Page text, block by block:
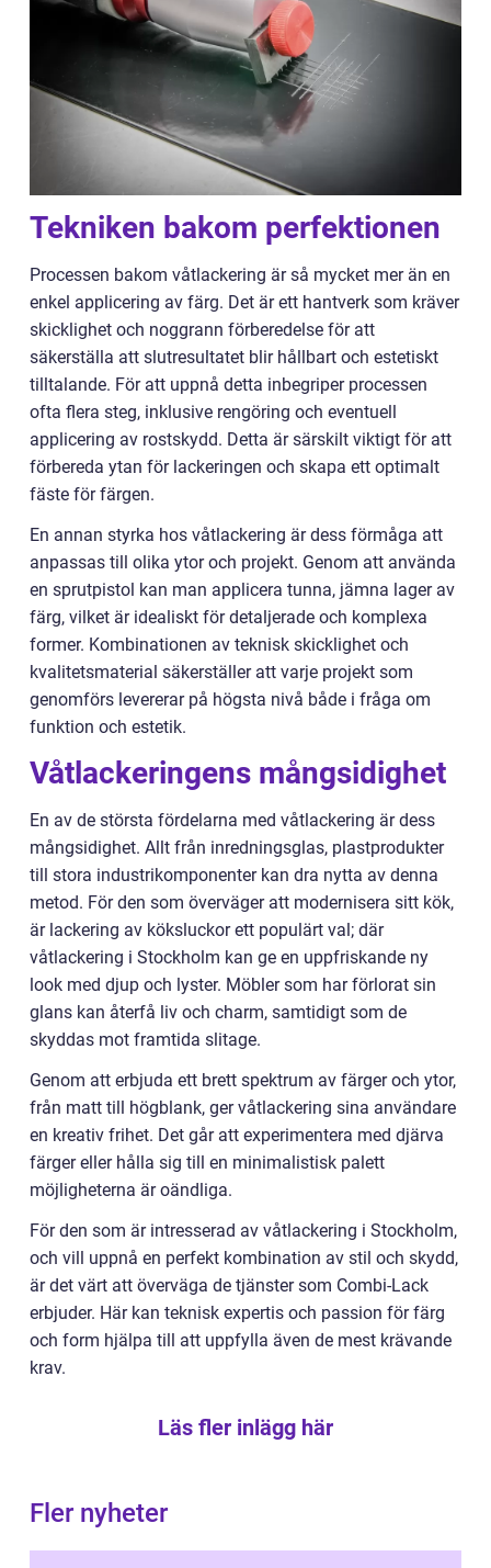
Tekniken bakom perfektionen
Processen bakom våtlackering är så mycket mer än en
enkel applicering av färg. Det är ett hantverk som kräver
skicklighet och noggrann förberedelse för att
säkerställa att slutresultatet blir hållbart och estetiskt
tilltalande. För att uppnå detta inbegriper processen
ofta flera steg, inklusive rengöring och eventuell
applicering av rostskydd. Detta är särskilt viktigt för att
förbereda ytan för lackeringen och skapa ett optimalt
fäste för färgen.
En annan styrka hos våtlackering är dess förmåga att
anpassas till olika ytor och projekt. Genom att använda
en sprutpistol kan man applicera tunna, jämna lager av
färg, vilket är idealiskt för detaljerade och komplexa
former. Kombinationen av teknisk skicklighet och
kvalitetsmaterial säkerställer att varje projekt som
genomförs levererar på högsta nivå både i fråga om
funktion och estetik.
Våtlackeringens mångsidighet
En av de största fördelarna med våtlackering är dess
mångsidighet. Allt från inredningsglas, plastprodukter
till stora industrikomponenter kan dra nytta av denna
metod. För den som överväger att modernisera sitt kök,
är lackering av köksluckor ett populärt val; där
våtlackering i Stockholm kan ge en uppfriskande ny
look med djup och lyster. Möbler som har förlorat sin
glans kan återfå liv och charm, samtidigt som de
skyddas mot framtida slitage.
Genom att erbjuda ett brett spektrum av färger och ytor,
från matt till högblank, ger våtlackering sina användare
en kreativ frihet. Det går att experimentera med djärva
färger eller hålla sig till en minimalistisk palett
möjligheterna är oändliga.
För den som är intresserad av våtlackering i Stockholm,
och vill uppnå en perfekt kombination av stil och skydd,
är det värt att överväga de tjänster som Combi-Lack
erbjuder. Här kan teknisk expertis och passion för färg
och form hjälpa till att uppfylla även de mest krävande
krav.
Läs fler inlägg här
Fler nyheter